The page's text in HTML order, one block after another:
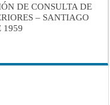
DE CONSULTA DE
– SANTIAGO
1959